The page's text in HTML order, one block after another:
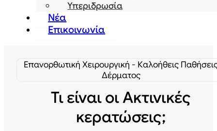
Υπεριδρωσία
Νέα
Επικοινωνία
Επανορθωτική Χειρουργική - Καλοήθεις
Δέρματος
Τι είναι οι Ακτινικές
κερατώσεις;